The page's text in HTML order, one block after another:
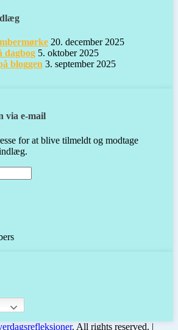
20. december 2025
dagbog 5. oktober 2025
bloggen 3. september 2025
via e-mail
for at blive tilmeldt og modtage
. All rights reserved. |